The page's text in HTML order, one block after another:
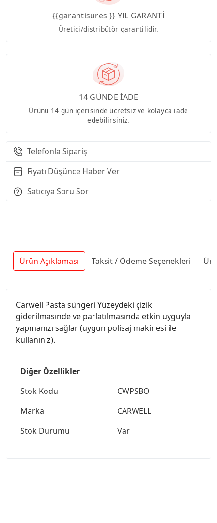
{{garantisuresi}} YIL GARANTİ
Üretici/distribütör garantilidir.
14 GÜNDE İADE
Ürünü 14 gün içerisinde ücretsiz ve kolayca iade
edebilirsiniz.
Telefonla Sipariş
Fiyatı Düşünce Haber Ver
Satıcıya Soru Sor
Ürün Açıklaması Taksit / Ödeme Seçenekleri
Carwell Pasta süngeri Yüzeydeki çizik
giderilmasınde ve parlatılmasında etkin uyguyla
yapmanızı sağlar (uygun polisaj makinesi ile
kullanınız).
Diğer Özellikler
Stok Kodu
CWPSBO
Marka
CARWELL
Stok Durumu
Var